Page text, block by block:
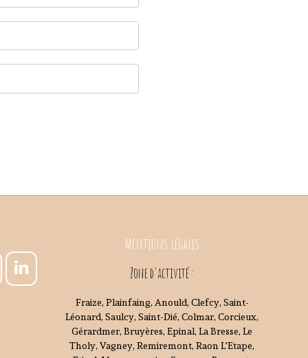
Mentions légales
Zone d'activité :
Fraize, Plainfaing, Anould, Clefcy, Saint-
Léonard, Saulcy, Saint-Dié, Colmar, Corcieux,
Gérardmer, Bruyères, Epinal, La Bresse, Le
Tholy, Vagney, Remiremont, Raon L'Etape,